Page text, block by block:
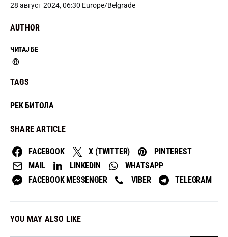
28 август 2024, 06:30 Europe/Belgrade
AUTHOR
ЧИТАЈ БЕ
TAGS
РЕК БИТОЛА
SHARE ARTICLE
FACEBOOK X (TWITTER)
PINTEREST
MAIL
LINKEDIN
WHATSAPP
FACEBOOK MESSENGER
VIBER TELEGRAM
YOU MAY ALSO LIKE